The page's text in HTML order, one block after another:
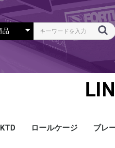
KTD ロールケージ ブレ